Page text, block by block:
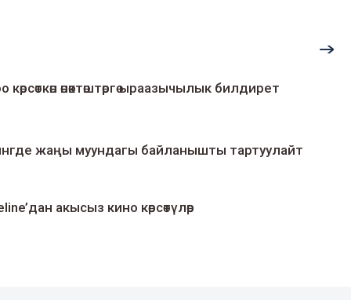
өнөктөштөргө ыраазычылык билдирет
жаңы муундагы байланышты тартуулайт
акысыз кино көрсөтүлөр